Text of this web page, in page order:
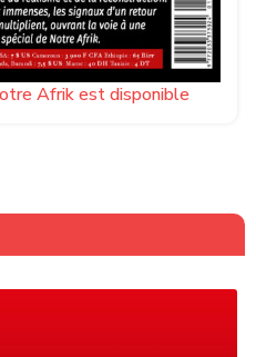
Afrik est disponible